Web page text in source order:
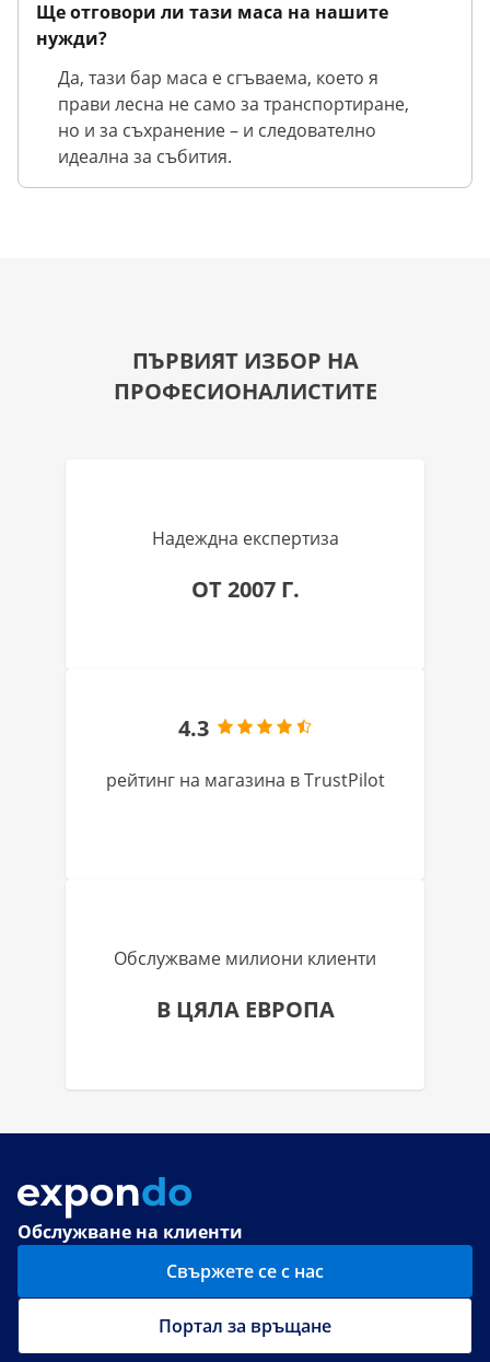
Ще отговори ли тази маса на нашите
нужди?
Да, тази бар маса е сгъваема, което я
прави лесна не само за транспортиране,
но и за съхранение – и следователно
идеална за събития.
ПЪРВИЯТ ИЗБОР НА
ПРОФЕСИОНАЛИСТИТЕ
Надеждна експертиза
ОТ 2007 Г.
4.3
рейтинг на магазина в TrustPilot
Обслужваме милиони клиенти
В ЦЯЛА ЕВРОПА
Обслужване на клиенти
Свържете се с нас
Портал за връщане